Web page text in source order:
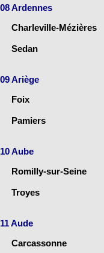
08 Ardennes
Charleville-Mézières
Sedan
09 Ariège
Foix
Pamiers
10 Aube
Romilly-sur-Seine
Troyes
11 Aude
Carcassonne